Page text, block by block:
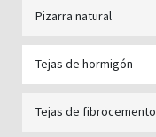
Pizarra natural
Tejas de hormigón
Tejas de fibrocemento